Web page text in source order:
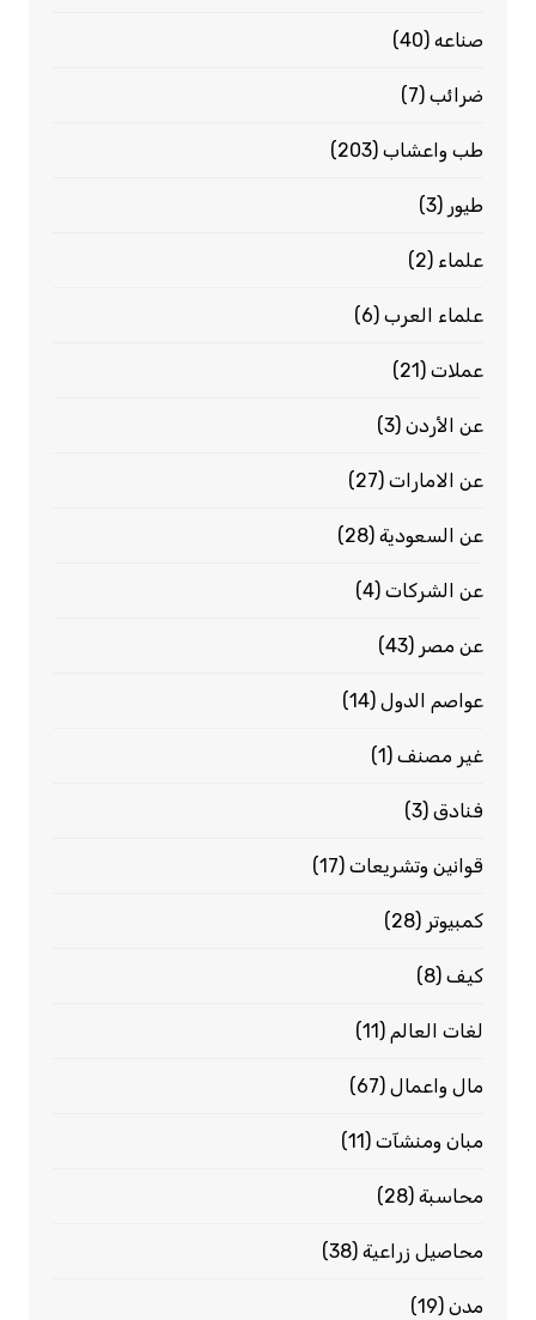
صناعه(40)
ضرائب(7)
طب واعشاب(203)
طيور (3)
علماء (2)
علماء العرب(6)
عملات(21)
عن الأردن(3)
عن الامارات(27)
عن السعودية(28)
عن الشركات(4)
عن مصر (43)
عواصم الدول(14)
غير مصنف(1)
فنادق(3)
قوانين وتشريعات(17)
كمبيوتر (28)
كيف(8)
لغات العالم (11)
مال واعمال(67)
مبان ومنشآت(11)
محاسبة(28)
محاصيل زراعية(38)
مدن(19)